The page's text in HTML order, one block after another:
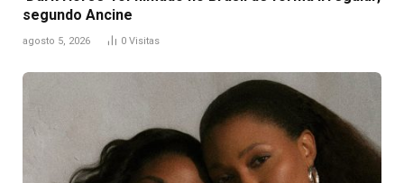
segundo Ancine
agosto 5, 2026 0 Visitas